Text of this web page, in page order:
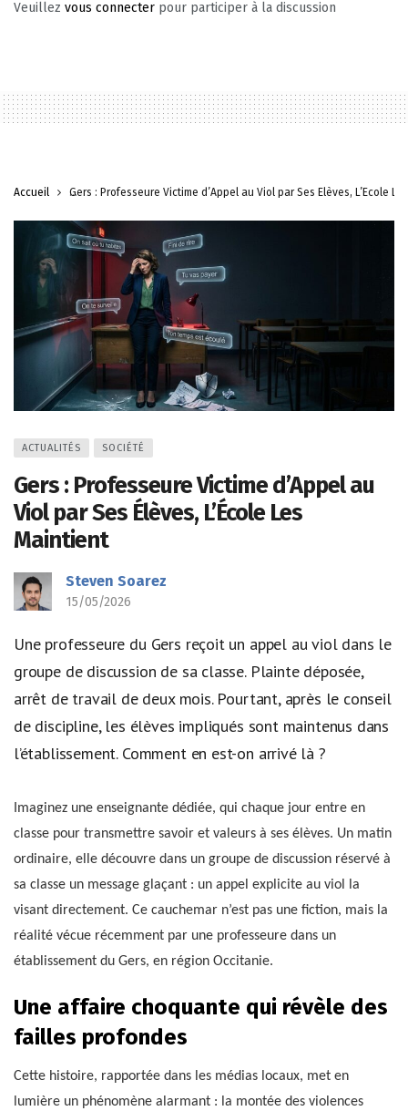
Veuillez vous connecter pour participer à la discussion
Accueil Gers : Professeure Victime d’Appel au Viol par Ses Élèves, L’École
ACTUALITÉS SOCIÉTÉ
Gers : Professeure Victime d’Appel au
Viol par Ses Élèves, L’École Les
Maintient
Steven Soarez
15/05/2026
Une professeure du Gers reçoit un appel au viol dans le
groupe de discussion de sa classe. Plainte déposée,
arrêt de travail de deux mois. Pourtant, après le conseil
de discipline, les élèves impliqués sont maintenus dans
l’établissement. Comment en est-on arrivé là ?
Imaginez une enseignante dédiée, qui chaque jour entre en
classe pour transmettre savoir et valeurs à ses élèves. Un matin
ordinaire, elle découvre dans un groupe de discussion réservé à
sa classe un message glaçant : un appel explicite au viol la
visant directement. Ce cauchemar n’est pas une fiction, mais la
réalité vécue récemment par une professeure dans un
établissement du Gers, en région Occitanie.
Une affaire choquante qui révèle des
failles profondes
Cette histoire, rapportée dans les médias locaux, met en
lumière un phénomène alarmant : la montée des violences